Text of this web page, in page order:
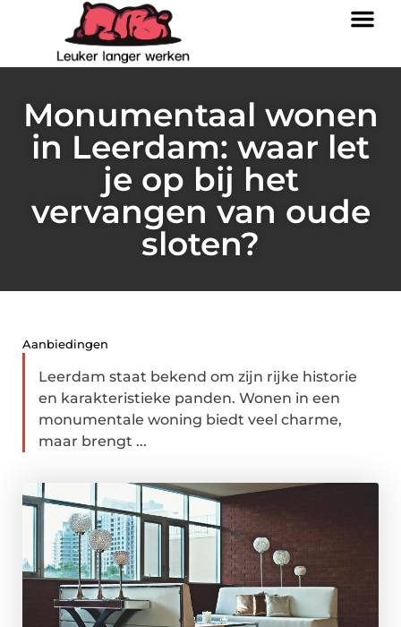
Monumentaal wonen
in Leerdam: waar let
je op bij het
vervangen van oude
sloten?
Aanbiedingen
Leerdam staat bekend om zijn rijke historie
en karakteristieke panden. Wonen in een
monumentale woning biedt veel charme,
maar brengt ...